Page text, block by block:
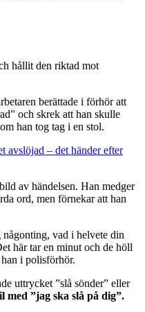
hållit den riktad mot
berättade i förhör att
och skrek att han skulle
han tog tag i en stol.
avslöjad – det händer efter
av händelsen. Han medger
ord, men förnekar att han
någonting, vad i helvete din
här tar en minut och de höll
i polisförhör.
uttrycket ”slå sönder” eller
med ”jag ska slå på dig”.